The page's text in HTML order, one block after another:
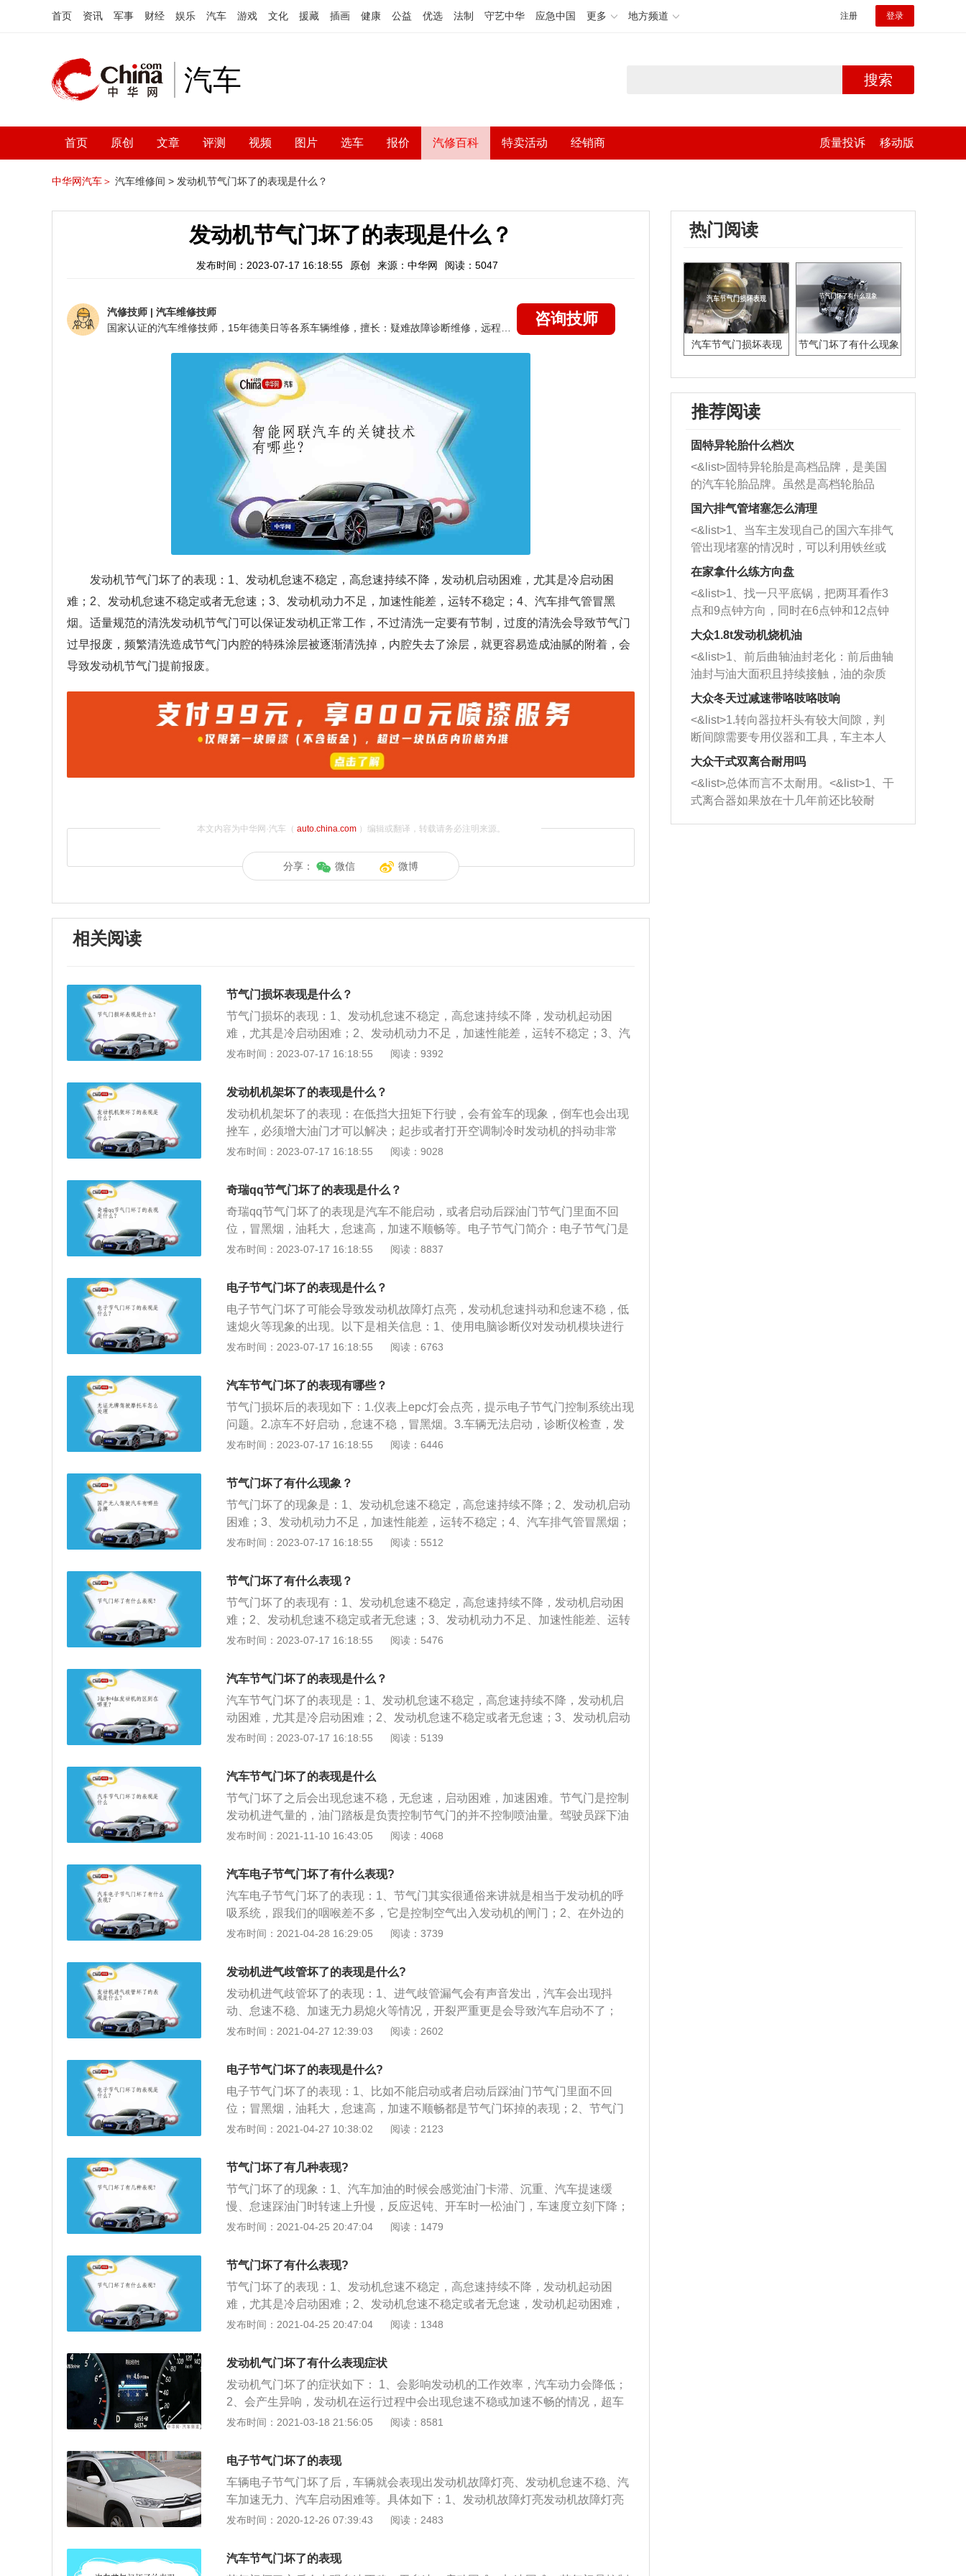
首页 资讯 军事 财经 娱乐 汽车 游戏 文化 援藏 插画 健康 公益 优选 法制 守艺中华 应急中国 更多 地方频道 注册 登录
汽车 搜索
首页 原创 文章 评测 视频 图片 选车 报价 汽修百科 特卖活动 经销商 质量投诉 移动版
中华网汽车＞ 汽车维修间 > 发动机节气门坏了的表现是什么？
发动机节气门坏了的表现是什么？
发布时间：2023-07-17 16:18:55 原创 来源：中华网 阅读：5047
汽修技师 | 汽车维修技师
咨询技师
发动机节气门坏了的表现：1、发动机怠速不稳定，高怠速持续不降，发动机启动困难，尤其是冷启动困
难；2、发动机怠速不稳定或者无怠速；3、发动机动力不足，加速性能差，运转不稳定；4、汽车排气管冒黑
烟。适量规范的清洗发动机节气门可以保证发动机正常工作，不过清洗一定要有节制，过度的清洗会导致节气门
过早报废，频繁清洗造成节气门内腔的特殊涂层被逐渐清洗掉，内腔失去了涂层，就更容易造成油腻的附着，会
导致发动机节气门提前报废。
本文内容为中华网·汽车（ auto.china.com）编辑或翻译，转载请务必注明来源。
分享： 微信 微博
相关阅读
节气门损坏表现是什么？
节气门损坏的表现：1、发动机怠速不稳定，高怠速持续不降，发动机起动困
难，尤其是冷启动困难；2、发动机动力不足，加速性能差，运转不稳定；3、汽
车排气管冒黑烟，油耗增大。如果确定节气门故障是永久性的，那必须更换，节
正常工作，但是过度的清洗会造成节气门的内腔的特殊涂层被逐渐清洗掉，内腔
失去了涂层，就更容易造成油腻的附着，因此变成恶性循环，最后的结果就是报
废。
发布时间：2023-07-17 16:18:55 阅读：9392
发动机机架坏了的表现是什么？
发动机机架坏了的表现：在低挡大扭矩下行驶，会有耸车的现象，倒车也会出现
挫车，必须增大油门才可以解决；起步或者打开空调制冷时发动机的抖动非常
大，高速行驶时方向盘震动明显，同时加速和制动踏板也带有震感；二挡或三挡
也叫机脚胶，学名为发动机悬置，主要的作用就是支撑发动机分配载荷的作用，
因为在每次启动时，发动机都会存在一个扭转力矩，因此装有机脚胶可以平衡这
一作用力。机脚胶作用：同时机脚胶还有减震支撑发动机的作用，如果损坏了直
接的表现就是发动机抖动剧烈，可能还伴随有异响。
发布时间：2023-07-17 16:18:55 阅读：9028
奇瑞qq节气门坏了的表现是什么？
奇瑞qq节气门坏了的表现是汽车不能启动，或者启动后踩油门节气门里面不回
位，冒黑烟，油耗大，怠速高，加速不顺畅等。电子节气门简介：电子节气门是
汽车发动机的重要控制部件。由发动机、转速传感器、节气门等构成；采用电子
用是控制发动机的进气流量控制空气进入引擎的一种决定发动机的运行工况的可
控阀门，空气进入进气管后和汽油混合(不同款式的车，设计混合部位不同)，成
为可燃混合气体；参与燃烧做功，驾驶员通过操作加速踏板来操纵节气门开度。
发布时间：2023-07-17 16:18:55 阅读：8837
电子节气门坏了的表现是什么？
电子节气门坏了可能会导致发动机故障灯点亮，发动机怠速抖动和怠速不稳，低
速熄火等现象的出现。以下是相关信息：1、使用电脑诊断仪对发动机模块进行
检查，在无永久故障码时一般无需更换；读取节气门的数据流，检查节气门两个
始化。2、节气门位置传感器和电动机出现线路接触不良、断路或者短路，接触
断路或短路则检查节气门相关的线路，可通过测量电压、线路的通断来判断。
发布时间：2023-07-17 16:18:55 阅读：6763
汽车节气门坏了的表现有哪些？
节气门损坏后的表现如下：1.仪表上epc灯会点亮，提示电子节气门控制系统出现
问题。2.凉车不好启动，怠速不稳，冒黑烟。3.车辆无法启动，诊断仪检查，发
动机系统里报节气门损坏或传感器不可靠信号故障。4.车辆在行驶中滑行的时候
题，蓄电池问题，发动机控制单元等问题后，判定为节气门损坏。
发布时间：2023-07-17 16:18:55 阅读：6446
节气门坏了有什么现象？
节气门坏了的现象是：1、发动机怠速不稳定，高怠速持续不降；2、发动机启动
困难；3、发动机动力不足，加速性能差，运转不稳定；4、汽车排气管冒黑烟；
5、发动机故障灯亮。汽车节气门是控制空气进入发动机的一道可控阀门，气体
方法是：1、关闭点火开关，拆掉电瓶负极；2、依次拆掉油门线、进气软管、固
定节气门的螺丝；3、用清洗剂对节气门清洗，清洗不到的地方用棉线进行擦
拭。
发布时间：2023-07-17 16:18:55 阅读：5512
节气门坏了有什么表现？
节气门坏了的表现有：1、发动机怠速不稳定，高怠速持续不降，发动机启动困
难；2、发动机怠速不稳定或者无怠速；3、发动机动力不足、加速性能差、运转
不稳定；4、汽车排气管冒黑烟。节气门是控制空气进入发动机的一道可控阀
接空气滤清器，下接发动机缸体，被称为是汽车发动机的咽喉。节气门有传统拉
线式和电子节气门两种，传统发动机节气门操纵机构是通过拉索（软钢丝）或者
拉杆，一端连接油门踏板，另一端连接节气门连动板而工作。
发布时间：2023-07-17 16:18:55 阅读：5476
汽车节气门坏了的表现是什么？
汽车节气门坏了的表现是：1、发动机怠速不稳定，高怠速持续不降，发动机启
动困难，尤其是冷启动困难；2、发动机怠速不稳定或者无怠速；3、发动机启动
困难；4、发动机动力不足，加速性能比较差，运转不稳定；5、汽车排气管冒黑
电子节气门两种，气体进入进气管后会和汽油混合成可燃混合气，从而燃烧做
功，其上接空气滤清器，下接发动机缸体。
发布时间：2023-07-17 16:18:55 阅读：5139
汽车节气门坏了的表现是什么
节气门坏了之后会出现怠速不稳，无怠速，启动困难，加速困难。节气门是控制
发动机进气量的，油门踏板是负责控制节气门的并不控制喷油量。驾驶员踩下油
门踏板后，ecu收到信号，然后ecu调整节气门开度。节气门开度变大后，喷油量
如果节气门损坏，那么会导致怠速不稳甚至无怠速。有些车子在怠速时非常容易
熄火，只有驾驶员连续踩油门才不会熄火，那么这就是无怠速现象。节气门积碳
严重也可能会导致怠速不稳，出现这种问题后需要清洗积碳。清洗积碳时需要把
节气门拆下来，然后用专业清洗剂清洗，清洗干净后需要用专用的布擦干净。清
洗完积碳装回去之后，最好重新匹配一下ecu，否则可能会导致油耗升高。在平
些缸内直喷发动机非常容易积碳，建议使用缸内直喷发动机的车主每隔2万公里
清理一次积碳。在清理积碳时比较好用的方法就是核桃砂清理法。
发布时间：2021-11-10 16:43:05 阅读：4068
汽车电子节气门坏了有什么表现?
汽车电子节气门坏了的表现：1、节气门其实很通俗来讲就是相当于发动机的呼
吸系统，跟我们的咽喉差不多，它是控制空气出入发动机的闸门；2、在外边的
气体进入发动机的时候，气体就会和汽油混合产生可以燃烧混合气，节气门的上
合气就通过输送管道进入发动机，从而触发发动机的动力系统，驾驶员通过操作
加速踏板来操纵节气门开度。
发布时间：2021-04-28 16:29:05 阅读：3739
发动机进气歧管坏了的表现是什么?
发动机进气歧管坏了的表现：1、进气歧管漏气会有声音发出，汽车会出现抖
动、怠速不稳、加速无力易熄火等情况，开裂严重更是会导致汽车启动不了；
2、正常情况下，发动机的进气量是固定的，当进气歧管漏气时，会造成发动机
以在行驶过程中会出现加速无力的情况；3、另外，进气歧管漏气还会导致发动
机内部工作状态不正常，会出现发动机熄火的情况，发动机的排气管噪音也会变
大。
发布时间：2021-04-27 12:39:03 阅读：2602
电子节气门坏了的表现是什么?
电子节气门坏了的表现：1、比如不能启动或者启动后踩油门节气门里面不回
位；冒黑烟，油耗大，怠速高，加速不顺畅都是节气门坏掉的表现；2、节气门
坏的话导致车子不着火，着火的话也是严重缺缸，真要是节气门坏的话建议立马
机起动困难，尤其是冷起动困难。发动机怠速不稳定或无怠速。发动机起动困
发布时间：2021-04-27 10:38:02 阅读：2123
节气门坏了有几种表现?
节气门坏了的现象：1、汽车加油的时候会感觉油门卡滞、沉重、汽车提速缓
慢、怠速踩油门时转速上升慢，反应迟钝、开车时一松油门，车速度立刻下降；
2、节气门脏了会影响发动机进气的精确程度和顺畅程度，最明显的一个问题就
气门的清洗周期大概为2万～3万公里左右。但也要根据车辆情况和驾驶习惯不同
而定，如果在使用过程中路况不好，或者经常低速行驶，则需要提前换。
发布时间：2021-04-25 20:47:04 阅读：1479
节气门坏了有什么表现?
节气门坏了的表现：1、发动机怠速不稳定，高怠速持续不降，发动机起动困
难，尤其是冷启动困难；2、发动机怠速不稳定或者无怠速，发动机起动困难，
发动机动力不足，加速性能差，运转不稳定；5、汽车排气管冒黑烟，油耗增
在使用合格空滤且去掉曲轴箱通风管的情况下，节气门赃污速度会慢很多。
发布时间：2021-04-25 20:47:04 阅读：1348
发动机气门坏了有什么表现症状
发动机气门坏了的症状如下： 1、会影响发动机的工作效率，汽车动力会降低；
2、会产生异响，发动机在运行过程中会出现怠速不稳或加速不畅的情况，超车
性能也有所降低，严重时还会导致发动机启动困难，出现打不着火的现象，汽车
稳定会导致发动机产生抖动，发动机工作无力，还会导致排气管道堵塞，严重时
发布时间：2021-03-18 21:56:05 阅读：8581
电子节气门坏了的表现
车辆电子节气门坏了后，车辆就会表现出发动机故障灯亮、发动机怠速不稳、汽
车加速无力、汽车启动困难等。具体如下：1、发动机故障灯亮发动机故障灯亮
的原因有很多，其中就包括电子节气门故障。发动机故障灯亮后要及时对汽车进
节气门故障现象之一。3、汽车加速无力当汽车加油不走，动力明显减弱时，一
发布时间：2020-12-26 07:39:43 阅读：2483
汽车节气门坏了的表现
热门阅读
汽车节气门损坏表现 节气门坏了有什么现象
推荐阅读
固特异轮胎什么档次
<&list>固特异轮胎是高档品牌，是美国
的汽车轮胎品牌。虽然是高档轮胎品
牌，但是中高低端的轮胎都有生产，这
也是为了更好的开拓市场。
国六排气管堵塞怎么清理
<&list>1、当车主发现自己的国六车排气
管出现堵塞的情况时，可以利用铁丝或
者是细棍，直接将杂物给取出来，如果
堵塞情况比较严重，也可以采取应急措
施。 <&list>2、直接利用木棍将所有的
杂物推到排气管里面的位置处，然后将
三元催化器拆解开，就可以将堵塞的东
西取出来。但如果是因为积碳过多引起
的堵塞，就需要将三元催化器泡在草酸
洗剂对堵塞的情况得到解决，将清洗剂
放在燃油箱中，与燃油混合后，车辆启
动时，就可以和汽油一起进入到燃烧
室，最后形成废气排出，就可以让三元
催化器得到清洗，排气管堵塞的情况就
能够得到解决。
在家拿什么练方向盘
<&list>1、找一只平底锅，把两耳看作3
点和9点钟方向，同时在6点钟和12点钟
方向做一个标记。 <&list>2、双手握住
一圈半的练习，往右同样也要打相同的
圈数。 <&list>3、最后强调要反复练
习，这样就可以形成肌肉记忆，在真实
驾驶车辆时，不需要记忆也能打好方
向。
大众1.8t发动机烧机油
<&list>1、前后曲轴油封老化：前后曲轴
油封与油大面积且持续接触，油的杂质
和发动机内持续温度变化使其密封效果
逐渐减弱，导致渗油或漏油。<&list>2、
活塞间隙过大：积碳会使活塞环与缸体
的间隙扩大，导致机油流入燃烧室中，
造成烧机油。<&list>3、机油粘度。使用
机油粘度过小的话，同样会有烧机油现
象，机油粘度过小具有很好的流动性，
大众冬天过减速带咯吱咯吱响
<&list>1.转向器拉杆头有较大间隙，判
断间隙需要专用仪器和工具，车主本人
无法制作，需要将车辆送到修理厂或4s
店；<&list>2.车辆半轴套管防尘罩破
裂，破裂后会出现漏油现象，使半轴磨
损严重，磨损的半轴容易损坏，产生异
响；<&list>3.稳定器的转向胶套和球头
大众干式双离合耐用吗
<&list>总体而言不太耐用。<&list>1、干
式离合器如果放在十几年前还比较耐